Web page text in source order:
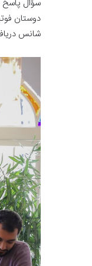
سؤال پاسخ
شانس